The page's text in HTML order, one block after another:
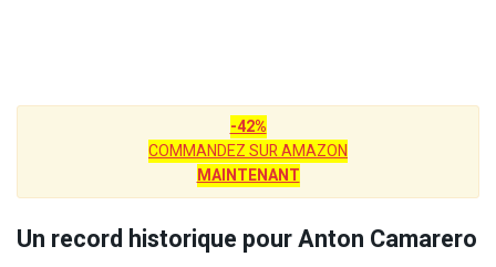
-42%
COMMANDEZ SUR AMAZON
MAINTENANT
Un record historique pour Anton Camarero